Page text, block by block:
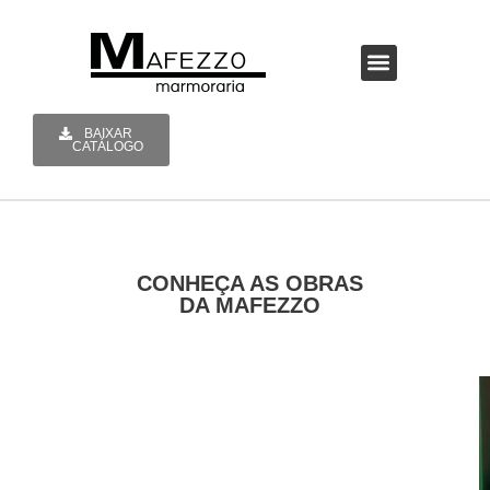
BAIXAR
CATÁLOGO
CONHEÇA AS OBRAS
DA MAFEZZO